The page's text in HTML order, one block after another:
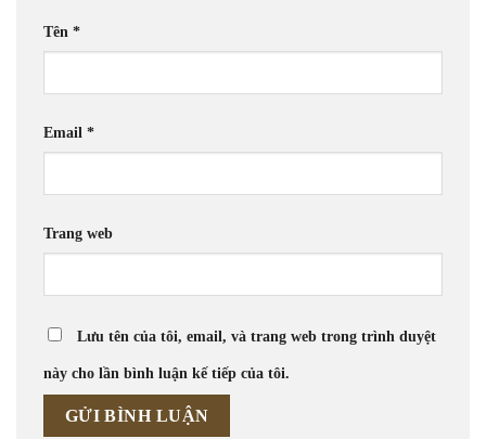
Tên *
Email *
Trang web
Lưu tên của tôi, email, và trang web trong trình duyệt
này cho lần bình luận kế tiếp của tôi.